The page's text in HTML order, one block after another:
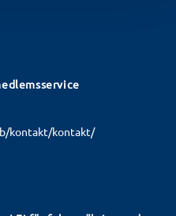
kontakt/kontakt/